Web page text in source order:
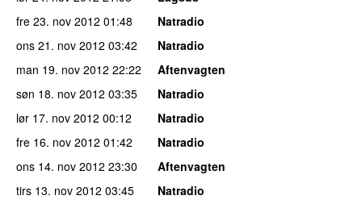
fre 23. nov 2012 01:48
Natradio
ons 21. nov 2012 03:42
Natradio
man 19. nov 2012 22:22
Aftenvagten
søn 18. nov 2012 03:35
Natradio
lør 17. nov 2012 00:12
Natradio
fre 16. nov 2012 01:42
Natradio
ons 14. nov 2012 23:30
Aftenvagten
tirs 13. nov 2012 03:45
Natradio